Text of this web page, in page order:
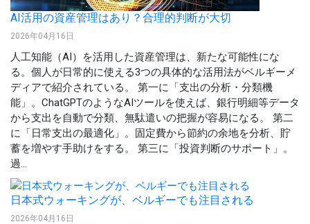
AI活用の資産管理はあり？合理的判断が大切
2026年04月16日
人工知能（AI）を活用した資産管理は、新たな可能性にな
る。個人が日常的に使える3つの具体的な活用法がベルギーメ
ディアで紹介されている。 第一に「支出の分析・分類機
能」。ChatGPTのようなAIツールを使えば、銀行明細等データ
から支出を自動で分類、無駄遣いの把握が容易になる。 第二
に「日常支出の最適化」。固定費から節約の余地を分析、貯
蓄を増やす手助けをする。 第三に「投資判断のサポート」。
過...
日本式ウォーキングが、ベルギーでも注目される
2026年04月16日